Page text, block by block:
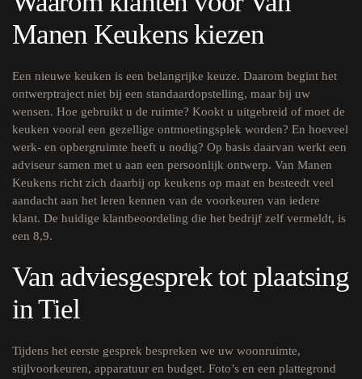
Manen Keukens kiezen
Een nieuwe keuken is een belangrijke keuze. Daarom begint het
ontwerptraject niet bij een standaardopstelling, maar bij uw
wensen. Hoe gebruikt u de ruimte? Kookt u uitgebreid of moet de
keuken vooral een gezellige ontmoetingsplek worden? En hoeveel
werk- en opbergruimte heeft u nodig? Op basis daarvan werkt een
adviseur samen met u aan een persoonlijk ontwerp. Van Manen
Keukens richt zich daarbij op keukens op maat en besteedt veel
aandacht aan het leren kennen van de voorkeuren van iedere
klant. De huidige klantbeoordeling die het bedrijf zelf vermeldt, is
een 8,9.
Van adviesgesprek tot plaatsing
in Tiel
Tijdens het eerste gesprek bespreken we uw woonruimte,
stijlvoorkeuren, apparatuur en budget. Foto’s en een plattegrond